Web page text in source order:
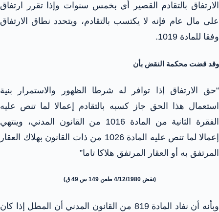
الارتفاق بالتقادم القصير أي بخمس سنوات وإذا تقرر ارتفاق
على مال عام فإنه لا يكتسب بالتقادم، ويتحدد نطاق الارتفاق
وفقا للمادة 1019.
وقد قضت محكمة النقض بأن
“حق الارتفاق إذا توافر له شرطا الظهور والاستمرار بنية
استعمال هذا الحق جاز كسبه بالتقادم إعمالا لما تنص عليه
الفقرة الثانية من المادة 1016 من القانون المدني، وينتهي
إعمالا لما تنص عليه المادة 1026 من ذات القانون بهلاك العقار
المرتفق به أو العقار المرتفق هلاكا تاما”
(نقض 4/12/1980 طعن 149 س 49 ق)
وبأنه أن نفاد المادة 819 من القانون المدني أن المطل إذا كان